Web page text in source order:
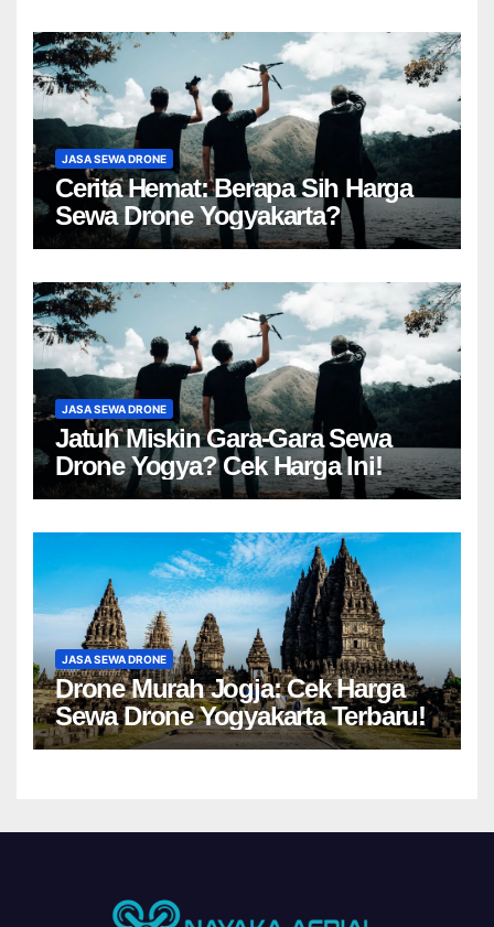
JASA SEWA DRONE
Cerita Hemat: Berapa Sih Harga
Sewa Drone Yogyakarta?
JASA SEWA DRONE
Jatuh Miskin Gara-Gara Sewa
Drone Yogya? Cek Harga Ini!
JASA SEWA DRONE
Drone Murah Jogja: Cek Harga
Sewa Drone Yogyakarta Terbaru!